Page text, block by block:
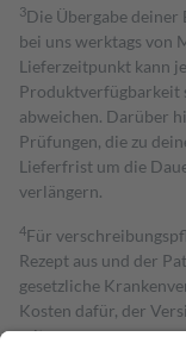
3Die Übergabe
bei uns werktags von
Lieferzeitpunkt kann
Produktverfügbarkeit
abweichen. Darüber
Prüfungen, die zu
Lieferfrist um die
verlängern.
4Für
Rezept aus und der
gesetzliche
Kosten dafür, der
mit.